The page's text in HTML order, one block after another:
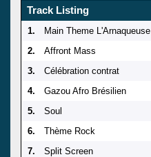
Track Listing
1. Main Theme L'Arnaqueuse
2.
Affront Mass
3.
Célébration contrat
4.
Gazou Afro Brésilien
5.
Soul
6.
Thème Rock
7.
Split Screen